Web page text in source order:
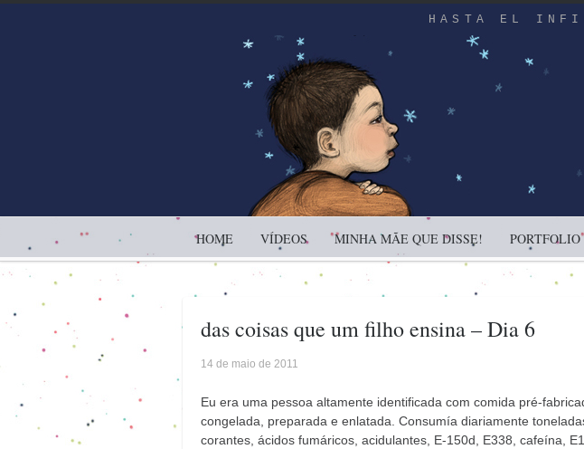
HASTA EL
HOME VÍDEOS MINHA MÃE QUE DISSE! PORTFOLIO
das coisas que um filho ensina – Dia 6
14 de maio de 2011
Eu era uma pessoa altamente identificada com comida pré-
congelada, preparada e enlatada. Consumía diariamente
corantes, ácidos fumáricos, acidulantes, E-150d, E338, cafeína,